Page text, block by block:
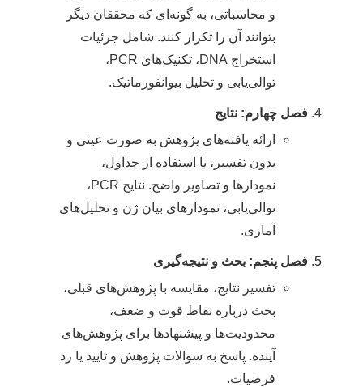
و محاسباتی، به گونه‌ای که محققان دیگر
بتوانند آن را تکرار کنند. شامل جزئیات
استخراج DNA، تکنیک‌های PCR،
توالی‌یابی و تحلیل بیوانفورماتیک.
فصل چهارم: نتایج
ارائه یافته‌های پژوهش به صورت عینی و
بدون تفسیر، با استفاده از جداول،
نمودارها و تصاویر واضح. نتایج PCR،
توالی‌یابی، نمودارهای بیان ژن و تحلیل‌های
آماری.
فصل پنجم: بحث و نتیجه‌گیری
تفسیر نتایج، مقایسه با پژوهش‌های قبلی،
بحث درباره نقاط قوت و ضعف،
محدودیت‌ها و پیشنهادها برای پژوهش‌های
آینده. پاسخ به سوالات پژوهش و تایید یا رد
فرضیات.